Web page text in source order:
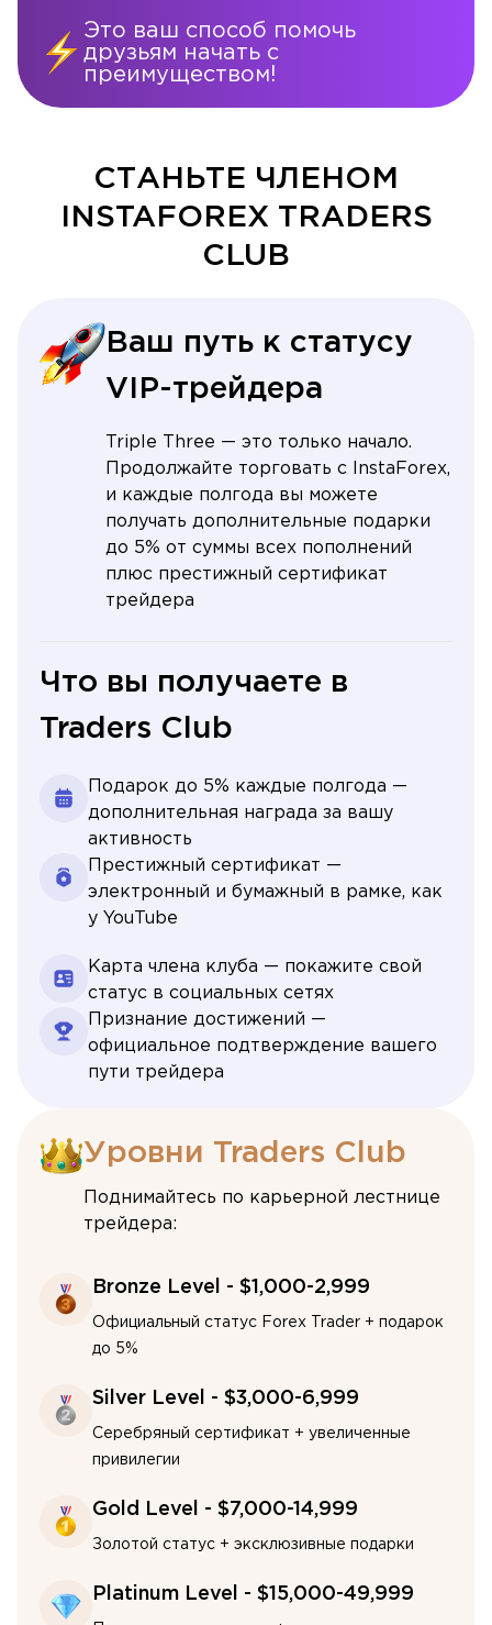
Это ваш способ помочь
друзьям начать с
преимуществом!
СТАНЬТЕ ЧЛЕНОМ
INSTAFOREX TRADERS
CLUB
Ваш путь к статусу
VIP-трейдера
Triple Three — это только начало.
Продолжайте торговать с InstaForex,
и каждые полгода вы можете
получать дополнительные подарки
до 5% от суммы всех пополнений
плюс престижный сертификат
трейдера
Что вы получаете в
Traders Club
Подарок до 5% каждые полгода —
дополнительная награда за вашу
активность
Престижный сертификат —
электронный и бумажный в рамке, как
у YouTube
Карта члена клуба — покажите свой
статус в социальных сетях
Признание достижений —
официальное подтверждение вашего
пути трейдера
Уровни Traders Club
Поднимайтесь по карьерной лестнице
трейдера:
Bronze Level - $1,000-2,999
Официальный статус Forex Trader + подарок
до 5%
Silver Level - $3,000-6,999
Серебряный сертификат + увеличенные
привилегии
Gold Level - $7,000-14,999
Золотой статус + эксклюзивные подарки
Platinum Level - $15,000-49,999